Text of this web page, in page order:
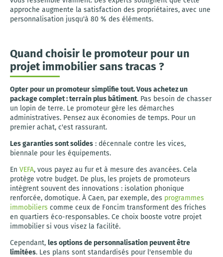
approche augmente la satisfaction des propriétaires, avec une
personnalisation jusqu'à 80 % des éléments.
Quand choisir le promoteur pour un
projet immobilier sans tracas ?
Opter pour un promoteur simplifie tout. Vous achetez un
package complet : terrain plus bâtiment. Pas besoin de chasser
un lopin de terre. Le promoteur gère les démarches
administratives. Pensez aux économies de temps. Pour un
premier achat, c'est rassurant.
Les garanties sont solides : décennale contre les vices,
biennale pour les équipements.
En VEFA, vous payez au fur et à mesure des avancées. Cela
protège votre budget. De plus, les projets de promoteurs
intègrent souvent des innovations : isolation phonique
renforcée, domotique. À Caen, par exemple, des programmes
immobiliers comme ceux de Foncim transforment des friches
en quartiers éco-responsables. Ce choix booste votre projet
immobilier si vous visez la facilité.
Cependant, les options de personnalisation peuvent être
limitées. Les plans sont standardisés pour l'ensemble du